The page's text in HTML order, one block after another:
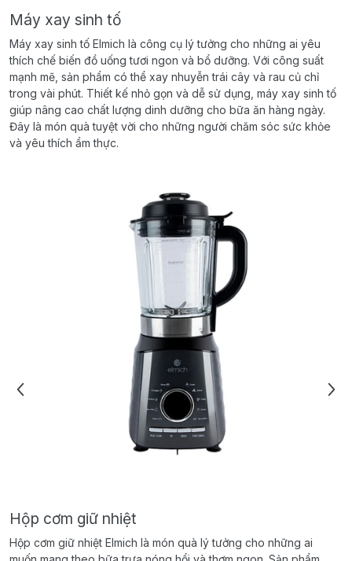
Máy xay sinh tố
Máy xay sinh tố Elmich là công cụ lý tưởng cho những ai yêu
thích chế biến đồ uống tươi ngon và bổ dưỡng. Với công suất
mạnh mẽ, sản phẩm có thể xay nhuyễn trái cây và rau củ chỉ
trong vài phút. Thiết kế nhỏ gọn và dễ sử dụng, máy xay sinh tố
giúp nâng cao chất lượng dinh dưỡng cho bữa ăn hàng ngày.
Đây là món quà tuyệt vời cho những người chăm sóc sức khỏe
và yêu thích ẩm thực.
Hộp cơm giữ nhiệt
Hộp cơm giữ nhiệt Elmich là món quà lý tưởng cho những ai